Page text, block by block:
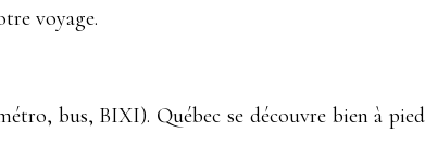
voyage.
bus, BIXI). Québec se découvre bien à